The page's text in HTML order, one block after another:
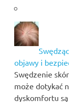
objawy i
Swędzenie
może dotykać
dyskomfortu